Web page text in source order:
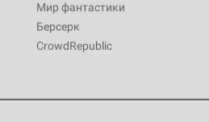
Мир фантастики
Берсерк
CrowdRepublic